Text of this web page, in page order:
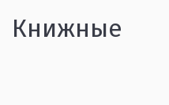
Книжные